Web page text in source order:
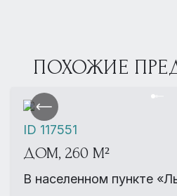
ПОХОЖИЕ
ДОМ, 260 М²
В населенном пункте
ID 117551